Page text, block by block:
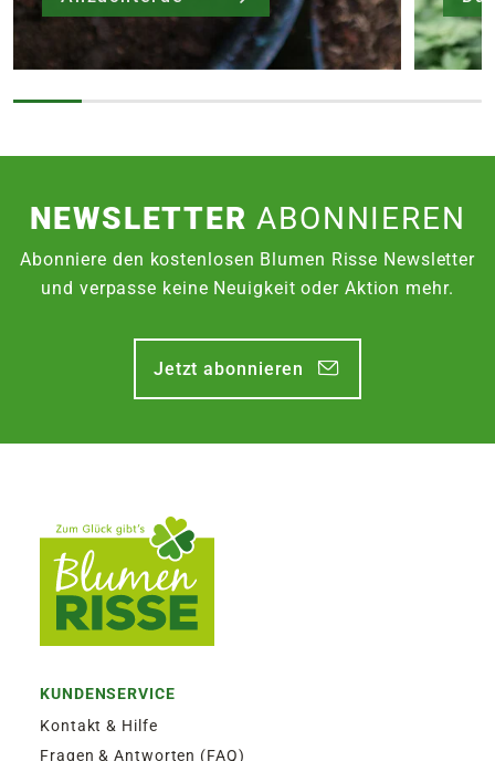
NEWSLETTER ABONNIEREN
Abonniere den kostenlosen Blumen Risse Newsletter
und verpasse keine Neuigkeit oder Aktion mehr.
Jetzt abonnieren
KUNDENSERVICE
Kontakt & Hilfe
Fragen & Antworten (FAQ)